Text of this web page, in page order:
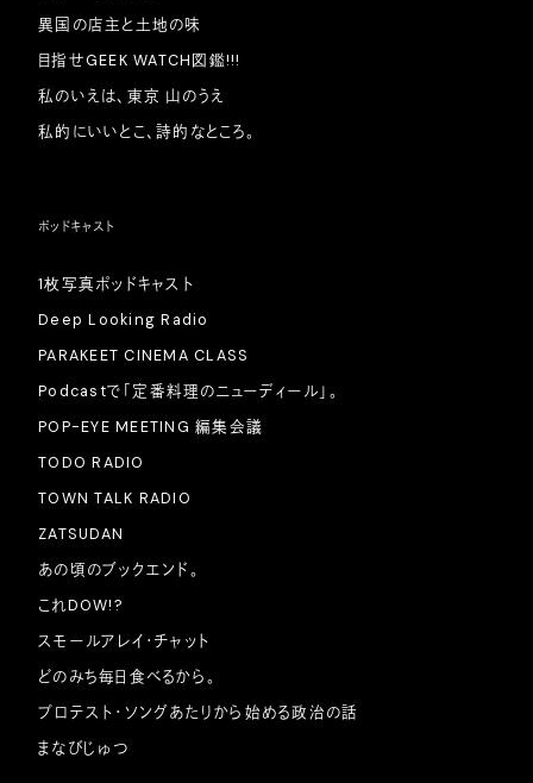
異国の店主と土地の味
目指せGEEK WATCH図鑑!!!
私のいえは、東京 山のうえ
私的にいいとこ、詩的なところ。
ポッドキャスト
1枚写真ポッドキャスト
Deep Looking Radio
PARAKEET CINEMA CLASS
Podcastで「定番料理のニューディール」。
POP-EYE MEETING 編集会議
TODO RADIO
TOWN TALK RADIO
ZATSUDAN
あの頃のブックエンド。
これDOW!?
スモールアレイ・チャット
どのみち毎日食べるから。
プロテスト・ソングあたりから始める政治の話
まなびじゅつ